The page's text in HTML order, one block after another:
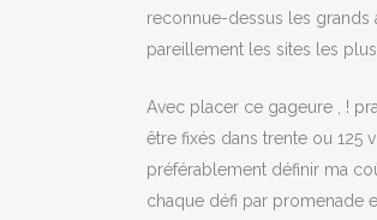
reconnue-dessus les grands
pareillement les sites les
Avec placer ce gageure , !
être fixés dans trente ou 125
préférablement définir ma
chaque défi par promenade